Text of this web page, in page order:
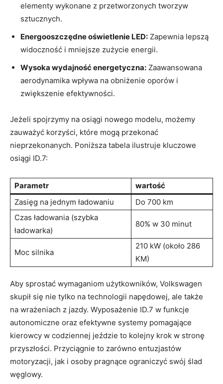
elementy wykonane z przetworzonych tworzyw
sztucznych.
Energooszczędne oświetlenie LED: Zapewnia lepszą
widoczność i mniejsze zużycie energii.
Wysoka wydajność energetyczna: Zaawansowana
aerodynamika wpływa na obniżenie oporów i
zwiększenie efektywności.
Jeżeli spojrzymy na osiągi nowego modelu, możemy
zauważyć korzyści, które mogą przekonać
nieprzekonanych. Poniższa tabela ilustruje kluczowe
osiągi ID.7:
Parametr
wartość
Zasięg na jednym ładowaniu
Do 700 km
Czas ładowania (szybka
ładowarka)
80% w 30 minut
Moc silnika
210 kW (około 286
KM)
Aby sprostać wymaganiom użytkowników, Volkswagen
skupił się nie tylko na technologii napędowej, ale także
na wrażeniach z jazdy. Wyposażenie ID.7 w funkcje
autonomiczne oraz efektywne systemy pomagające
kierowcy w codziennej jeździe to kolejny krok w stronę
przyszłości. Przyciągnie to zarówno entuzjastów
motoryzacji, jak i osoby pragnące ograniczyć swój ślad
węglowy.